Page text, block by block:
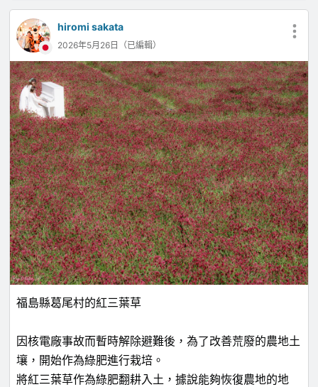
hiromi sakata
2026年5月26日（已編輯）
福島縣葛尾村的紅三葉草
因核電廠事故而暫時解除避難後，為了改善荒廢的農地土
壤，開始作為綠肥進行栽培。
將紅三葉草作為綠肥翻耕入土，據說能夠恢復農地的地